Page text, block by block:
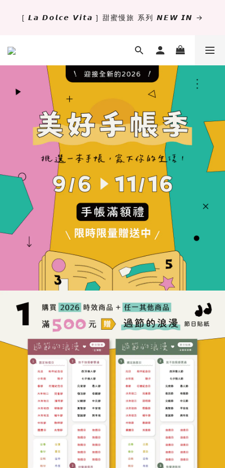
✨萬用手冊新尺寸進駐 .ᐟ.ᐟ  ꒰ 𝐌𝐈𝐍𝐈𝟔 這裡挑 ➜ ꒱
[ 𝙇𝙖 𝘿𝙤𝙡𝙘𝙚 𝙑𝙞𝙩𝙖 ] 甜蜜慢旅 系列 𝙉𝙀𝙒 𝙄𝙉 →
獨立文具店 X iMAT 聯名印章墊 ୨୧💝滿額送蛇年限定切
✨萬用手冊新尺寸進駐 .ᐟ.ᐟ  ꒰ 𝐌𝐈𝐍𝐈𝟔 這裡挑 ➜ ꒱